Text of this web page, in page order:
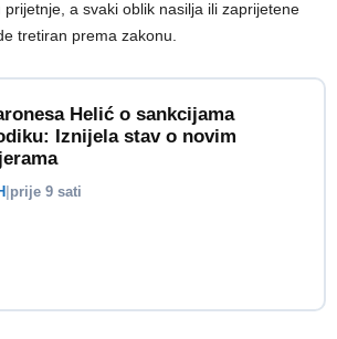
a svaki oblik nasilja ili zaprijetene
tretiran prema zakonu.
Helić o sankcijama
Iznijela stav o novim
|prije 9 sati